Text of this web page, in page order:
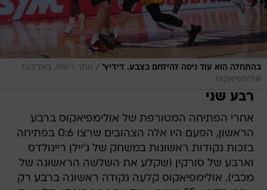
בהתחלה הוא עוד ניסה להילחם בצבע. ז'יז'יץ' / אתר רשמי, באדיבות
אולימפיאקוס
רבע שני
אחרי הפתיחה המטורפת של אולימפיאקוס ברבע
הראשון, הפעם היו אלה הצהובים שרצו 0:6 בפתיחה
בזכות נקודות ראשונות במשחק של ג'יילן ריינולדס
וארבע של סורקין (שקלע את השלשה הראשונה של
מכבי). אולימפיאקוס קלעה נקודה ראשונה ברבע רק